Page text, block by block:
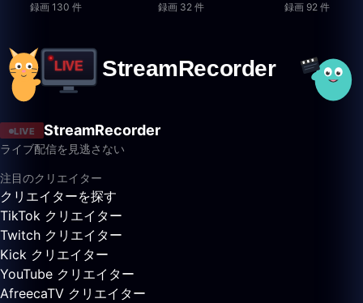
録画 130 件 録画 32 件 録画 92 件
LIVE StreamRecorder
ライブ配信を見逃さない
注目のクリエイター
クリエイターを探す
TikTok クリエイター
Twitch クリエイター
Kick クリエイター
YouTube クリエイター
AfreecaTV クリエイター